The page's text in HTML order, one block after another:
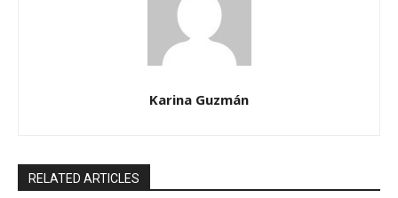
Karina Guzmán
RELATED ARTICLES